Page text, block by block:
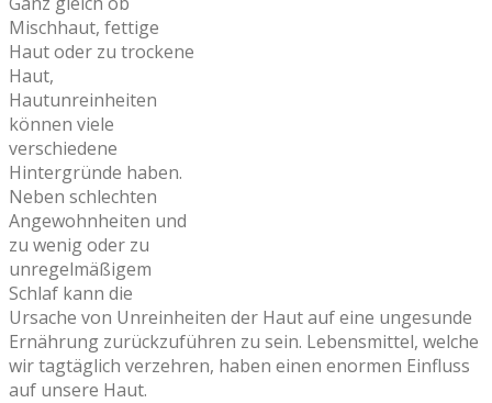
Mischhaut, fettige
Haut oder zu trockene
Haut,
Hautunreinheiten
können viele
verschiedene
Hintergründe haben.
Neben schlechten
Angewohnheiten und
zu wenig oder zu
unregelmäßigem
Schlaf kann die
Ursache von Unreinheiten der Haut auf eine ungesunde
Ernährung zurückzuführen zu sein. Lebensmittel, welche
wir tagtäglich verzehren, haben einen enormen Einfluss
auf unsere Haut.